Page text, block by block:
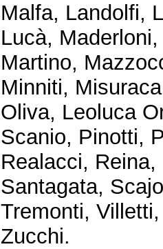
Malfa, Landolfi,
Lucà,
Martino,
Minniti,
Oliva, Leoluca
Scanio, Pinotti,
Realacci,
Santagata,
Tremonti,
Zucchi.